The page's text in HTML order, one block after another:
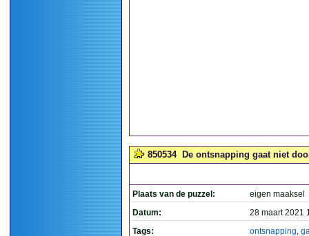
850534 De ontsnapping gaat niet
Plaats van de puzzel:
eigen maaksel
Datum:
28 maart 2021
Tags:
ontsnapping,